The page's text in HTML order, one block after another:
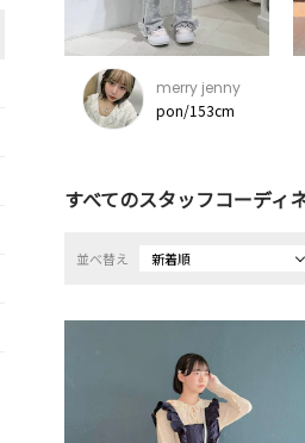
merry jenny
pon/153cm
すべてのスタッフコーディ
並べ替え 新着順